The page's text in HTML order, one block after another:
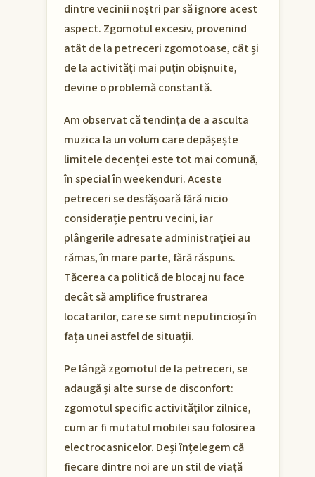
dintre vecinii noștri par să ignore acest
aspect. Zgomotul excesiv, provenind
atât de la petreceri zgomotoase, cât și
de la activități mai puțin obișnuite,
devine o problemă constantă.
Am observat că tendința de a asculta
muzica la un volum care depășește
limitele decenței este tot mai comună,
în special în weekenduri. Aceste
petreceri se desfășoară fără nicio
considerație pentru vecini, iar
plângerile adresate administrației au
rămas, în mare parte, fără răspuns.
Tăcerea ca politică de blocaj nu face
decât să amplifice frustrarea
locatarilor, care se simt neputincioși în
fața unei astfel de situații.
Pe lângă zgomotul de la petreceri, se
adaugă și alte surse de disconfort:
zgomotul specific activităților zilnice,
cum ar fi mutatul mobilei sau folosirea
electrocasnicelor. Deși înțelegem că
fiecare dintre noi are un stil de viață